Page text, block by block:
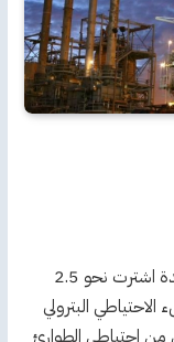
أعلنت وزارة الطاقة الأميركية أن الولايات المتحدة اشترت نحو 2.5
البترولي
من احتياطي الطوارئ